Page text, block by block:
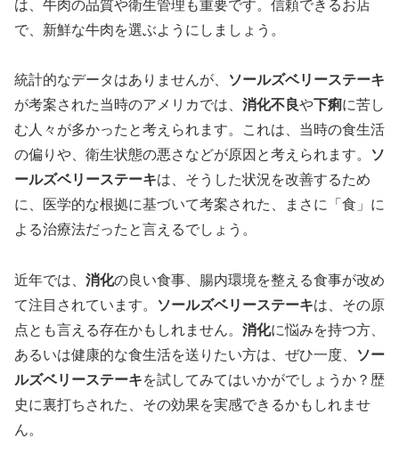
は、牛肉の品質や衛生管理も重要です。信頼できるお店
で、新鮮な牛肉を選ぶようにしましょう。
統計的なデータはありませんが、
ソールズベリーステーキ
が考案された当時のアメリカでは、 消化不良や 下痢に苦し
む人々が多かったと考えられます。これは、当時の食生活
の偏りや、衛生状態の悪さなどが原因と考えられます。
ソ
ールズベリーステーキは、そうした状況を改善するため
に、医学的な根拠に基づいて考案された、まさに「食」に
よる治療法だったと言えるでしょう。
近年では、 消化の良い食事、腸内環境を整える食事が改め
て注目されています。
ソールズベリーステーキは、その原
点とも言える存在かもしれません。 消化に悩みを持つ方、
あるいは健康的な食生活を送りたい方は、ぜひ一度、
ソー
ルズベリーステーキを試してみてはいかがでしょうか？歴
史に裏打ちされた、その効果を実感できるかもしれませ
ん。